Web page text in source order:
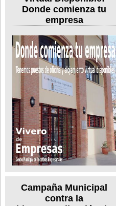
Donde comienza tu
empresa
Campaña Municipal
contra la